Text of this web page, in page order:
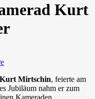
Kurt
zu
gratulieren
Kamerad
Kurt Mirtschin, feierte am
Jubiläum nahm er zum
Kameraden